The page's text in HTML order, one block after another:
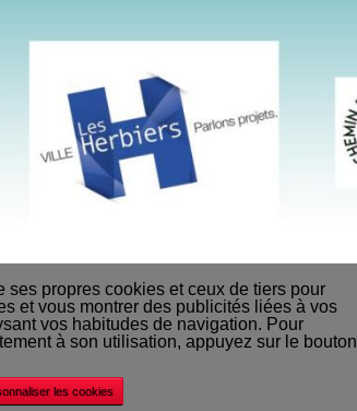
Accueil Conditions Générales de Vente
ses propres cookies et ceux de tiers pour
et vous montrer des publicités liées à vos
vos habitudes de navigation. Pour
à son utilisation, appuyez sur le bouton
les cookies